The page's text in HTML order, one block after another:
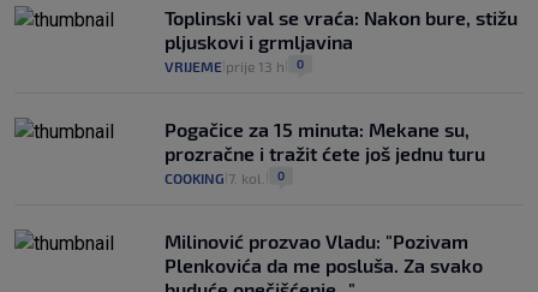
Toplinski val se vraća: Nakon bure, stižu
pljuskovi i grmljavina
VRIJEME prije 13 h 0
Pogačice za 15 minuta: Mekane su,
prozračne i tražit ćete još jednu turu
COOKING 7. kol. 0
Milinović prozvao Vladu: "Pozivam
Plenkovića da me posluša. Za svako